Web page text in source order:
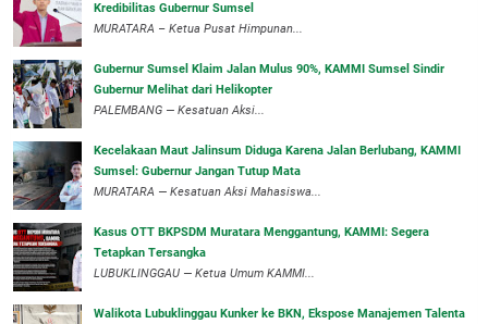
Kredibilitas Gubernur Sumsel
MURATARA – Ketua Pusat Himpunan...
‎Gubernur Sumsel Klaim Jalan Mulus 90%, KAMMI Sumsel Sindir
Gubernur Melihat dari Helikopter
‎PALEMBANG — Kesatuan Aksi...
‎Kecelakaan Maut Jalinsum Diduga Karena Jalan Berlubang, KAMMI
Sumsel: Gubernur Jangan Tutup Mata
‎MURATARA — Kesatuan Aksi Mahasiswa...
‎Kasus OTT BKPSDM Muratara Menggantung, KAMMI: Segera
Tetapkan Tersangka
‎LUBUKLINGGAU — Ketua Umum KAMMI...
Walikota Lubuklinggau Kunker ke BKN, Ekspose Manajemen Talenta